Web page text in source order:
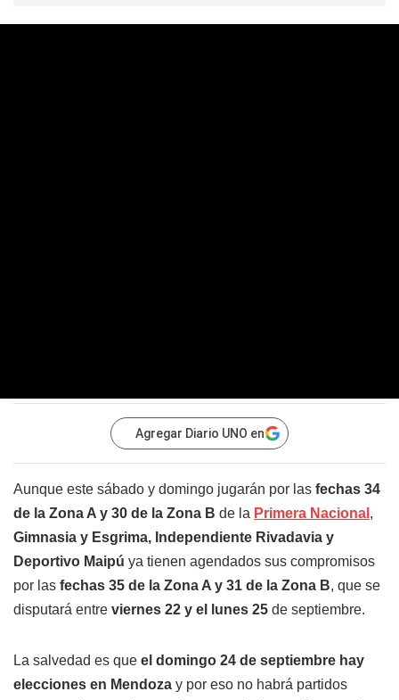
Agregar Diario UNO en
Aunque este sábado y domingo jugarán por las fechas 34
de la Zona A y 30 de la Zona B de la Primera Nacional ,
Gimnasia y Esgrima, Independiente Rivadavia y
Deportivo Maipú ya tienen agendados sus compromisos
por las fechas 35 de la Zona A y 31 de la Zona B, que se
disputará entre viernes 22 y el lunes 25 de septiembre.
La salvedad es que el domingo 24 de septiembre hay
elecciones en Mendoza y por eso no habrá partidos